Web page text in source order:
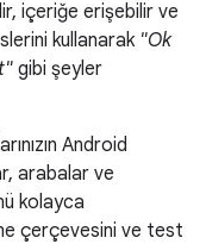
içeriğe erişebilir ve
kullanarak "Ok
gibi şeyler
Android
arabalar ve
kolayca
çerçevesini ve test